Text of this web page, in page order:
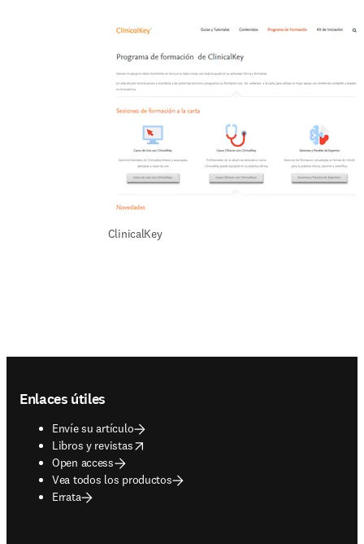
ClinicalKey
Enlaces útiles
Envíe su artículo
Libros y revistas
opens in new tab/window
Open access
Vea todos los productos
Errata